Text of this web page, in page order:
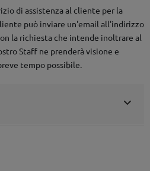
di assistenza al cliente per la
può inviare un'email all'indirizzo
la richiesta che intende inoltrare al
Staff ne prenderà visione e
tempo possibile.